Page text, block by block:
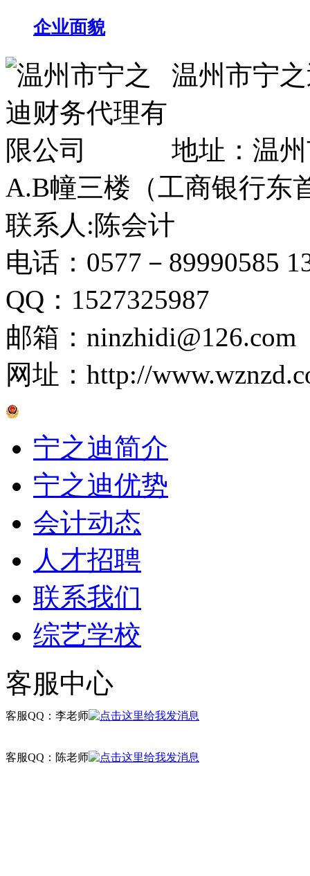
企业面貌
温州市宁
地址：温
A.B幢三楼（工商银行东
联系人:陈会计
电话：0577－89990585
QQ：1527325987
邮箱：ninzhidi@126.com
网址：http://
宁之迪简介
宁之迪优势
会计动态
人才招聘
联系我们
综艺学校
客服中心
客服QQ：李老师
客服QQ：陈老师